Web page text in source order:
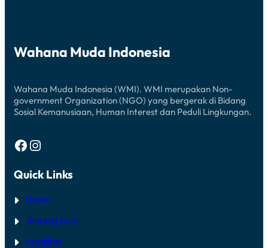
Wahana Muda Indonesia
Wahana Muda Indonesia (WMI). WMI merupakan Non-
government Organization (NGO) yang bergerak di Bidang
Sosial Kemanusiaan, Human Interest dan Peduli Lingkungan.
Facebook Instagram
Quick Links
Home
Tentang Kami
Legalitas